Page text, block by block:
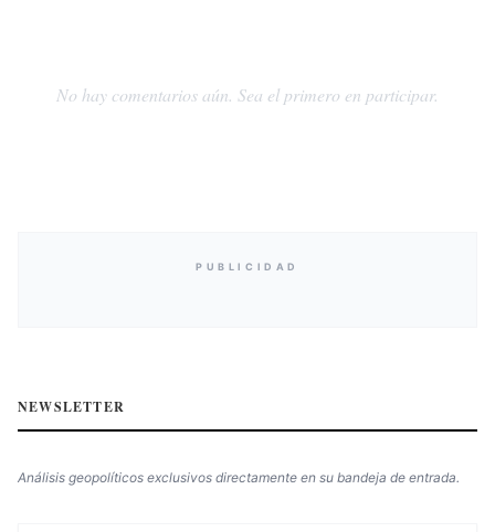
No hay comentarios aún. Sea el primero en participar.
PUBLICIDAD
NEWSLETTER
Análisis geopolíticos exclusivos directamente en su bandeja de entrada.